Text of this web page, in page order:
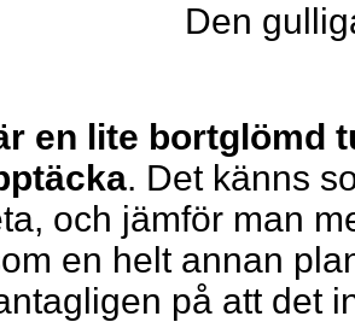
Den
en lite bortglömd
. Det känns
och jämför man
en helt annan
på att det